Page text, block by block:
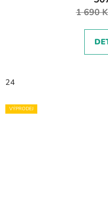
1 690
24
VÝPRODEJ